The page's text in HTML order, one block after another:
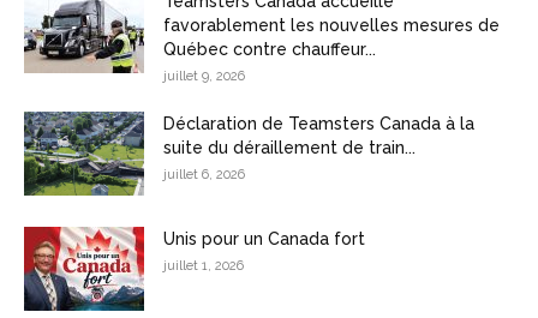
favorablement les nouvelles mesures de
Québec contre chauffeur...
juillet 9, 2026
Déclaration de Teamsters Canada à la
suite du déraillement de train...
juillet 6, 2026
Unis pour un Canada fort
juillet 1, 2026